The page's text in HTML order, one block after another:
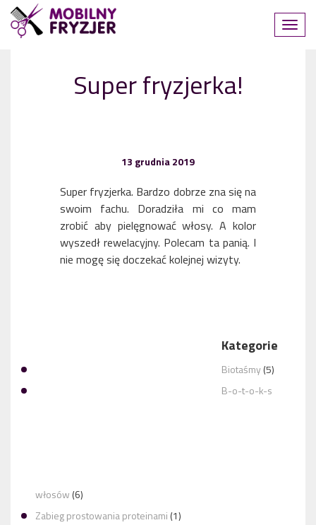
Super fryzjerka!
13 grudnia 2019
Super fryzjerka. Bardzo dobrze zna się na
swoim fachu. Doradziła mi co mam
zrobić aby pielęgnować włosy. A kolor
wyszedł rewelacyjny. Polecam ta panią. I
nie mogę się doczekać kolejnej wizyty.
Kategorie
Biotaśmy(5)
B-o-t-o-k-s
włosów (6)
Zabieg prostowania proteinami (1)